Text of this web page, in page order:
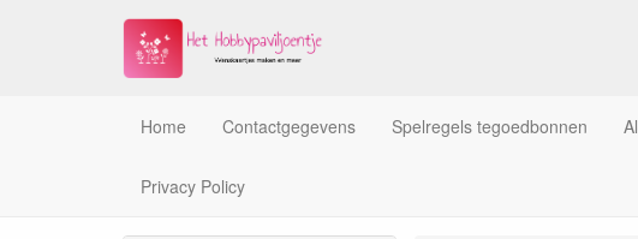
Home Contactgegevens Spelregels tegoedbonnen
Privacy Policy